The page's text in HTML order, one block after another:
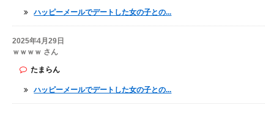
ハッピーメールでデートした女の子との...
2025年4月29日
ｗｗｗｗ さん
たまらん
ハッピーメールでデートした女の子との...